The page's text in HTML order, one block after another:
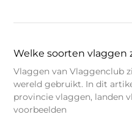
Welke soorten vlaggen
Vlaggen van Vlaggenclub
wereld gebruikt. In dit
provincie vlaggen, landen
voorbeelden